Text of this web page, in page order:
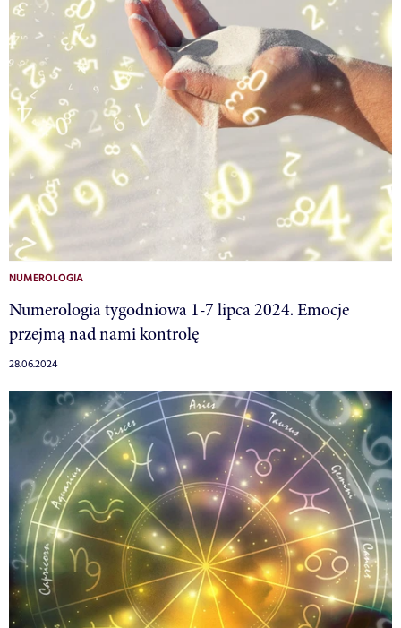
NUMEROLOGIA
Numerologia tygodniowa 1-7 lipca 2024. Emocje
przejmą nad nami kontrolę
28.06.2024